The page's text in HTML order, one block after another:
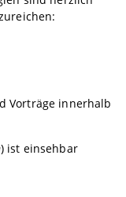
Vorträge innerhalb
) ist einsehbar